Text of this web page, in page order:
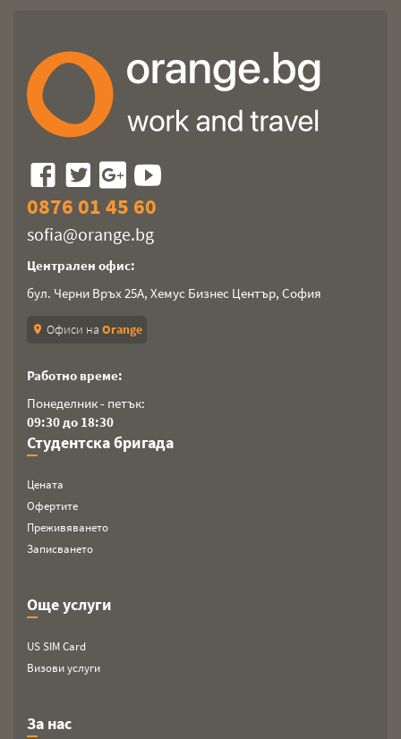
0876 01 45 60
sofia@orange.bg
Централен офис:
бул. Черни Връх 25А, Хемус Бизнес Център, София
location_on Офиси на Orange
Работно време:
Понеделник - петък:
09:30 до 18:30
Студентска бригада
Цената
Офертите
Преживяването
Записването
Още услуги
US SIM Card
Визови услуги
За нас